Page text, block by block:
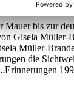
bis zur
Gisela
Müller-
die